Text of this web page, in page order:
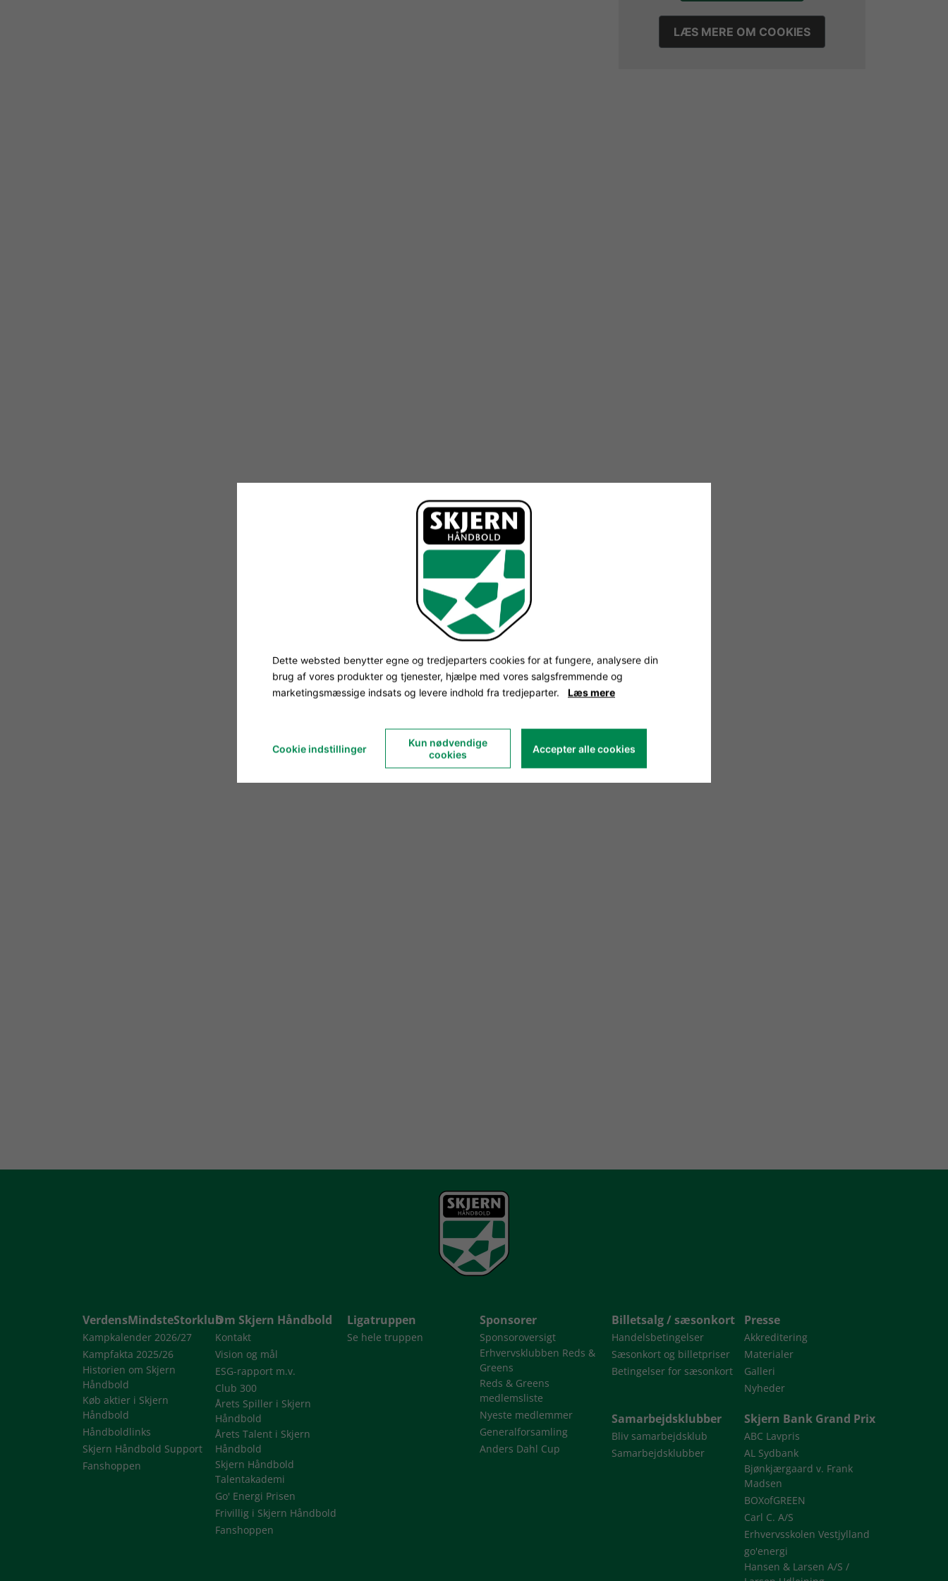
LÆS MERE OM COOKIES
VerdensMindsteStorklub
Kampkalender 2026/27
Kampfakta 2025/26
Historien om Skjern
Håndbold
Køb aktier i Skjern
Håndbold
Håndboldlinks
Skjern Håndbold Support
Fanshoppen
Om Skjern Håndbold
Kontakt
Vision og mål
ESG-rapport m.v.
Club 300
Årets Spiller i Skjern
Håndbold
Årets Talent i Skjern
Håndbold
Skjern Håndbold
Talentakademi
Go' Energi Prisen
Frivillig i Skjern Håndbold
Fanshoppen
Ligatruppen
Se hele truppen
Sponsorer
Sponsoroversigt
Erhvervsklubben Reds &
Greens
Reds & Greens
medlemsliste
Nyeste medlemmer
Generalforsamling
Anders Dahl Cup
Billetsalg / sæsonkort
Handelsbetingelser
Sæsonkort og billetpriser
Betingelser for sæsonkort
Presse
Akkreditering
Materialer
Galleri
Nyheder
Samarbejdsklubber
Bliv samarbejdsklub
Samarbejdsklubber
Skjern Bank Grand Prix
ABC Lavpris
AL Sydbank
Bjønkjærgaard v. Frank
Madsen
BOXofGREEN
Carl C. A/S
Erhvervsskolen Vestjylland
go'energi
Hansen & Larsen A/S /
Dette websted benytter egne og tredjeparters cookies for at fungere, analysere din
brug af vores produkter og tjenester, hjælpe med vores salgsfremmende og
marketingsmæssige indsats og levere indhold fra tredjeparter. Læs mere
Cookie indstillinger
Kun nødvendige
cookies
Accepter alle cookies